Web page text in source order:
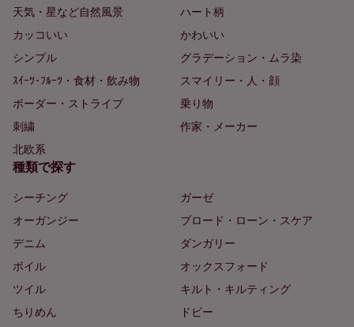
天気・星など自然風景
ハート柄
カッコいい
かわいい
シンプル
グラデーション・ムラ染
ｽｲｰﾂ･ﾌﾙｰﾂ・食材・飲み物
スマイリー・人・顔
ボーダー・ストライプ
乗り物
刺繍
作家・メーカー
北欧系
種類で探す
シーチング
ガーゼ
オーガンジー
ブロード・ローン・スケア
デニム
ダンガリー
ボイル
オックスフォード
ツイル
キルト・キルティング
ちりめん
ドビー